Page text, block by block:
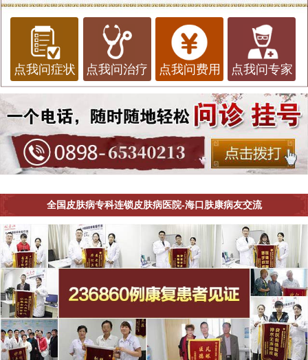
点我问症状 点我问治疗 点我问费用 点我问专家
全国皮肤病专科连锁皮肤病医院-海口肤康病友交流